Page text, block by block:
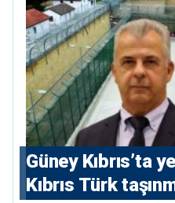
Güney Kıbrıs’ta
Kıbrıs Türk